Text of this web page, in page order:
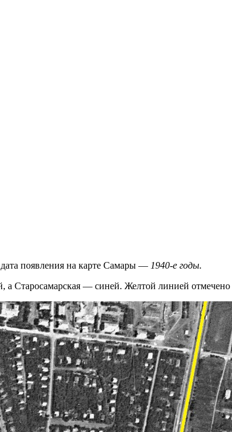
появления на карте Самары — 1940-е годы.
а Старосамарская — синей. Желтой линией отмечено